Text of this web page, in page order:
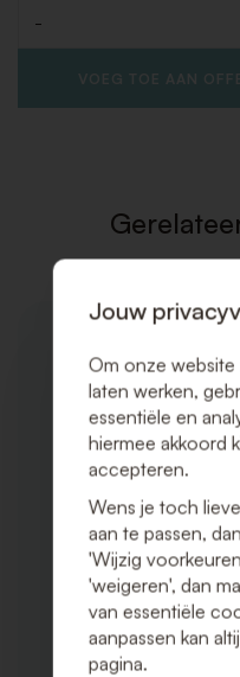
-
VOEG TOE AAN
Jouw
Om onze
laten werken,
essentiële en
hiermee akkoord
accepteren.
Wens je toch
aan te passen,
'Wijzig
'weigeren', dan
van essentiële
aanpassen kan
pagina.